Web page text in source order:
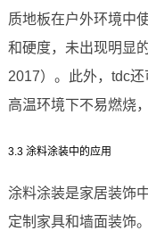
质地板在户外环境中
和硬度，未出现明显
2017）。此外，tdc
高温环境下不易燃烧
3.3 涂料涂装中的应用
涂料涂装是家居装饰
定制家具和墙面装饰